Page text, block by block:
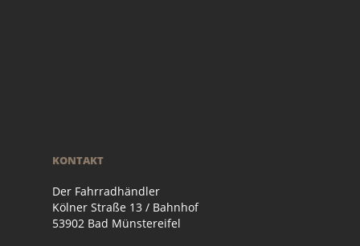
KONTAKT
Der Fahrradhändler
Kölner Straße 13 / Bahnhof
53902 Bad Münstereifel